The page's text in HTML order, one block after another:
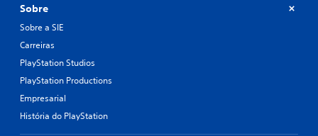
Sobre
Sobre a SIE
Carreiras
PlayStation Studios
PlayStation Productions
Empresarial
História do PlayStation